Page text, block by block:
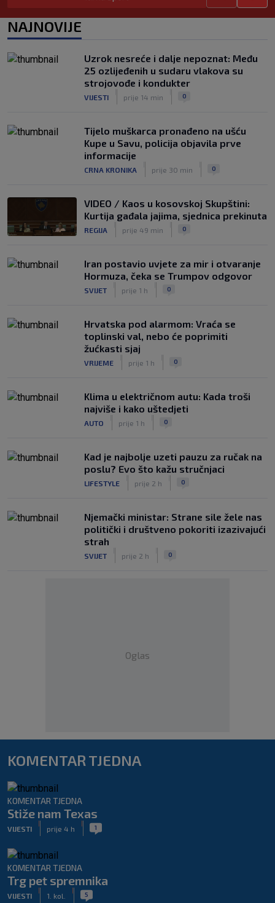
SK
|
8. kol.
VIDEO / Potez kakav se rijetko viđa:
Kada pomoć nije stigla, na rukama je
iznio suigrača u bolovima
NAJNOVIJE
Uzrok nesreće i dalje nepoznat: Među
25 ozlijeđenih u sudaru vlakova su
strojovođe i kondukter
VIJESTI prije 14 min 0
Tijelo muškarca pronađeno na ušću
Kupe u Savu, policija objavila prve
informacije
CRNA KRONIKA prije 30 min 0
VIDEO / Kaos u kosovskoj Skupštini:
Kurtija gađala jajima, sjednica prekinuta
REGIJA prije 49 min 0
Iran postavio uvjete za mir i otvaranje
Hormuza, čeka se Trumpov odgovor
SVIJET prije 1 h 0
Hrvatska pod alarmom: Vraća se
toplinski val, nebo će poprimiti
žućkasti sjaj
VRIJEME prije 1 h 0
Klima u električnom autu: Kada troši
najviše i kako uštedjeti
AUTO prije 1 h 0
Kad je najbolje uzeti pauzu za ručak na
poslu? Evo što kažu stručnjaci
LIFESTYLE prije 2 h 0
Njemački ministar: Strane sile žele nas
politički i društveno pokoriti izazivajući
strah
SVIJET prije 2 h 0
Oglas
KOMENTAR TJEDNA
KOMENTAR TJEDNA
Stiže nam Texas
VIJESTI prije 4 h 1
KOMENTAR TJEDNA
Trg pet spremnika
VIJESTI 1. kol. 5